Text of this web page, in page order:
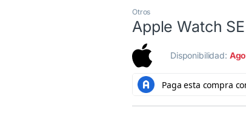
Otros
Apple Watch
Disponibilidad: